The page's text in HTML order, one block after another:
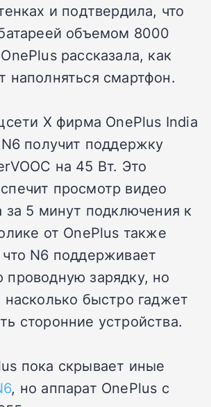
и подтвердила, что
объемом 8000
рассказала, как
наполняться смартфон.
X фирма OnePlus India
получит поддержку
на 45 Вт. Это
просмотр видео
за 5 минут подключения к
от OnePlus также
N6 поддерживает
проводную зарядку, но
насколько быстро гаджет
сторонние устройства.
пока скрывает иные
, но аппарат OnePlus с